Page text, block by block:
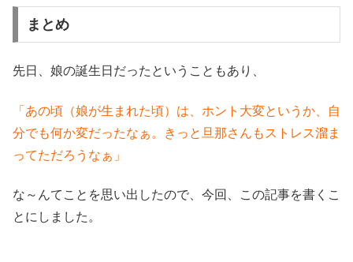
まとめ
先日、娘の誕生日だったということもあり、
「あの頃（娘が生まれた頃）は、ホント大変というか、自
分でも何か変だったなぁ。きっと旦那さんもストレス溜ま
ってただろうなぁ」
な～んてことを思い出したので、今回、この記事を書くこ
とにしました。